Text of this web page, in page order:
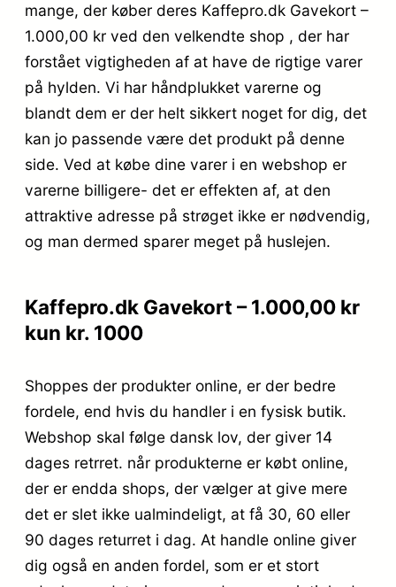
mange, der køber deres Kaffepro.dk Gavekort –
1.000,00 kr ved den velkendte shop , der har
forstået vigtigheden af at have de rigtige varer
på hylden. Vi har håndplukket varerne og
blandt dem er der helt sikkert noget for dig, det
kan jo passende være det produkt på denne
side. Ved at købe dine varer i en webshop er
varerne billigere- det er effekten af, at den
attraktive adresse på strøget ikke er nødvendig,
og man dermed sparer meget på huslejen.
Kaffepro.dk Gavekort – 1.000,00 kr
kun kr. 1000
Shoppes der produkter online, er der bedre
fordele, end hvis du handler i en fysisk butik.
Webshop skal følge dansk lov, der giver 14
dages retrret. når produkterne er købt online,
der er endda shops, der vælger at give mere
det er slet ikke ualmindeligt, at få 30, 60 eller
90 dages returret i dag. At handle online giver
dig også en anden fordel, som er et stort